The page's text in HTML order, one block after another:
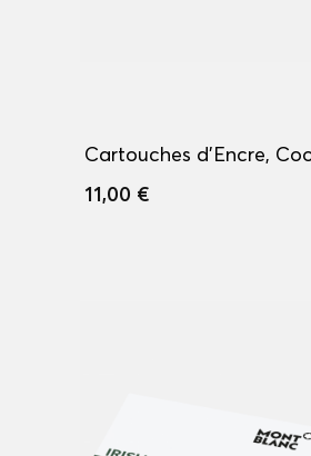
Cartouches d'Encre,
11,00 €